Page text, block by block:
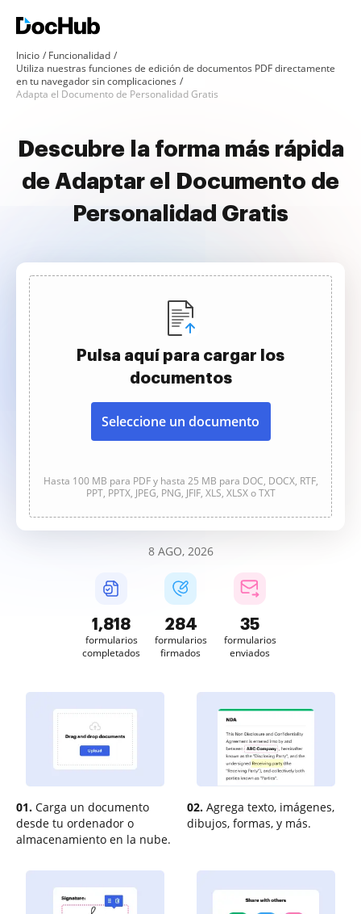
Inicio
Funcionalidad
Utiliza nuestras funciones de edición de documentos PDF directamente
en tu navegador sin complicaciones
Adapta el Documento de Personalidad Gratis
Descubre la forma más rápida
de Adaptar el Documento de
Personalidad Gratis
Pulsa aquí para cargar los
documentos
Seleccione un documento
Hasta 100 MB para PDF y hasta 25 MB para DOC, DOCX, RTF,
PPT, PPTX, JPEG, PNG, JFIF, XLS, XLSX o TXT
8 AGO, 2026
1,818
formularios
completados
284
formularios
firmados
35
formularios
enviados
01. Carga un documento
desde tu ordenador o
almacenamiento en la nube.
02. Agrega texto, imágenes,
dibujos, formas, y más.